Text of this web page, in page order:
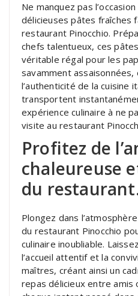
Ne manquez pas
délicieuses pâtes fraîches
restaurant Pinocchio.
chefs talentueux, ces
véritable régal pour les
savamment assaisonnées,
l’authenticité de la cuisine
transportent
expérience culinaire à ne
visite au restaurant
Profitez de
chaleureuse
du
Plongez dans
du restaurant Pinocchio
culinaire inoubliable.
l’accueil attentif et la
maîtres, créant ainsi un
repas délicieux entre amis